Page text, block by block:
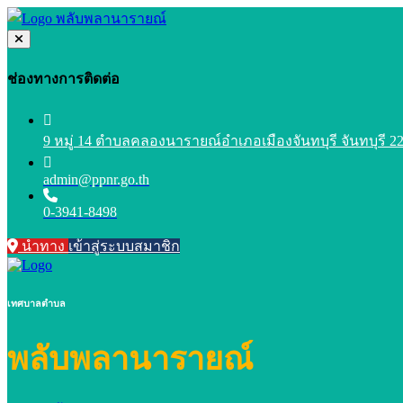
ช่องทางการติดต่อ
9 หมู่ 14 ตำบลคลองนารายณ์อำเภอเมืองจันทบุรี จันทบุรี
admin@ppnr.go.th
0-3941-8498
นำทาง เข้าสู่ระบบสมาชิก
เทศบาลตำบล
พลับพลานารายณ์